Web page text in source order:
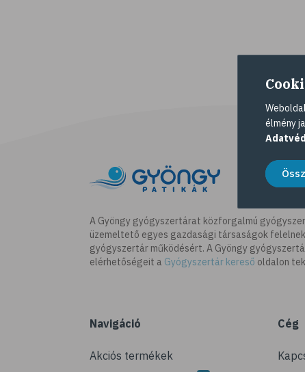
A Gyöngy gyógyszertárat közforgalmú
üzemeltető egyes gazdasági társaságok
gyógyszertár működésért. A Gyöngy
elérhetőségeit a Gyógyszertár kereső oldalon
Navigáció
Akciós termékek
Cég
élmény